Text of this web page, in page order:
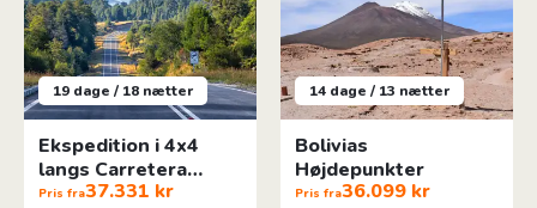
19 dage / 18 nætter
Ekspedition i 4x4
langs Carretera
Austral
Pris fra37.331 kr
14 dage / 13 nætter
Bolivias
Højdepunkter
Pris fra36.099 kr